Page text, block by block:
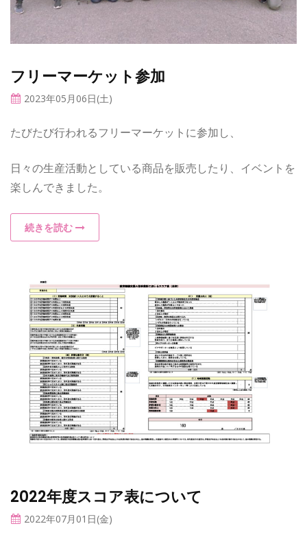
フリーマーケット参加
2023年05月06日(土)
たびたび行われるフリーマーケットに参加し、
日々の生産活動としている商品を販売したり、イベントを
楽しんできました。
続きを読む
2022年度スコア表について
2022年07月01日(金)